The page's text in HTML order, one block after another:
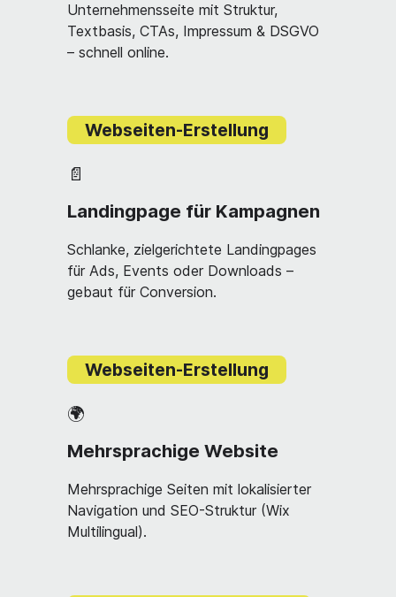
Unternehmensseite mit Struktur,
Textbasis, CTAs, Impressum & DSGVO
– schnell online.
Webseiten-Erstellung
📄
Schlanke, zielgerichtete Landingpages
für Ads, Events oder Downloads –
gebaut für Conversion.
Landingpage für Kampagnen
Webseiten-Erstellung
🌍
Mehrsprachige Seiten mit lokalisierter
Navigation und SEO-Struktur (Wix
Multilingual).
Mehrsprachige Website